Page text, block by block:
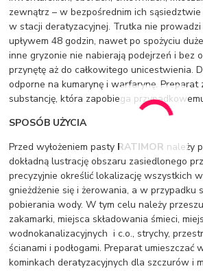
zewnątrz – w bezpośrednim ich
w stacji deratyzacyjnej. Trutka nie
upływem 48 godzin, nawet po spożyciu
inne gryzonie nie nabierają podejrzeń i bez
przynętę aż do całkowitego unicestwienia.
odporne na kumarynę i warfarynę. Preparat
substancję, która zapobiega
SPOSÓB UŻYCIA
Przed wyłożeniem pasty RATIMOR należy
dokładną lustrację obszaru zasiedlonego
precyzyjnie określić lokalizację wszystkich
gnieżdżenie się i żerowania, a w przypadku
pobierania wody. W tym celu należy
zakamarki, miejsca składowania śmieci,
wodnokanalizacyjnych i c.o., strychy,
ścianami i podłogami. Preparat umieszczać
kominkach deratyzacyjnych dla szczurów i